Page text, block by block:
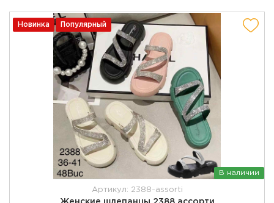
Новинка Популярный
В наличии
Артикул: 2388-assorti